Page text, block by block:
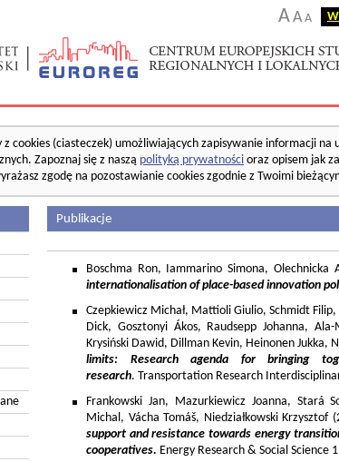
AA A
z cookies (ciasteczek) umożliwiających zapisywanie informacji
Zapoznaj się z naszą polityką prywatności oraz opisem jak
zgodę na pozostawianie cookies zgodnie z Twoimi
Publikacje
Boschma Ron, Iammarino Simona, Olechnicka
internationalisation of place-based innovation
Czepkiewicz Michał, Mattioli Giulio, Schmidt
Dick, Gosztonyi Ákos, Raudsepp Johanna,
Krysiński Dawid, Dillman Kevin, Heinonen Jukka,
limits: Research agenda for bringing
research. Transportation Research
Frankowski Jan, Mazurkiewicz Joanna, Stará
Michal, Vácha Tomáš, Niedziałkowski Krzysztof
support and resistance towards energy
cooperatives. Energy Research & Social Science